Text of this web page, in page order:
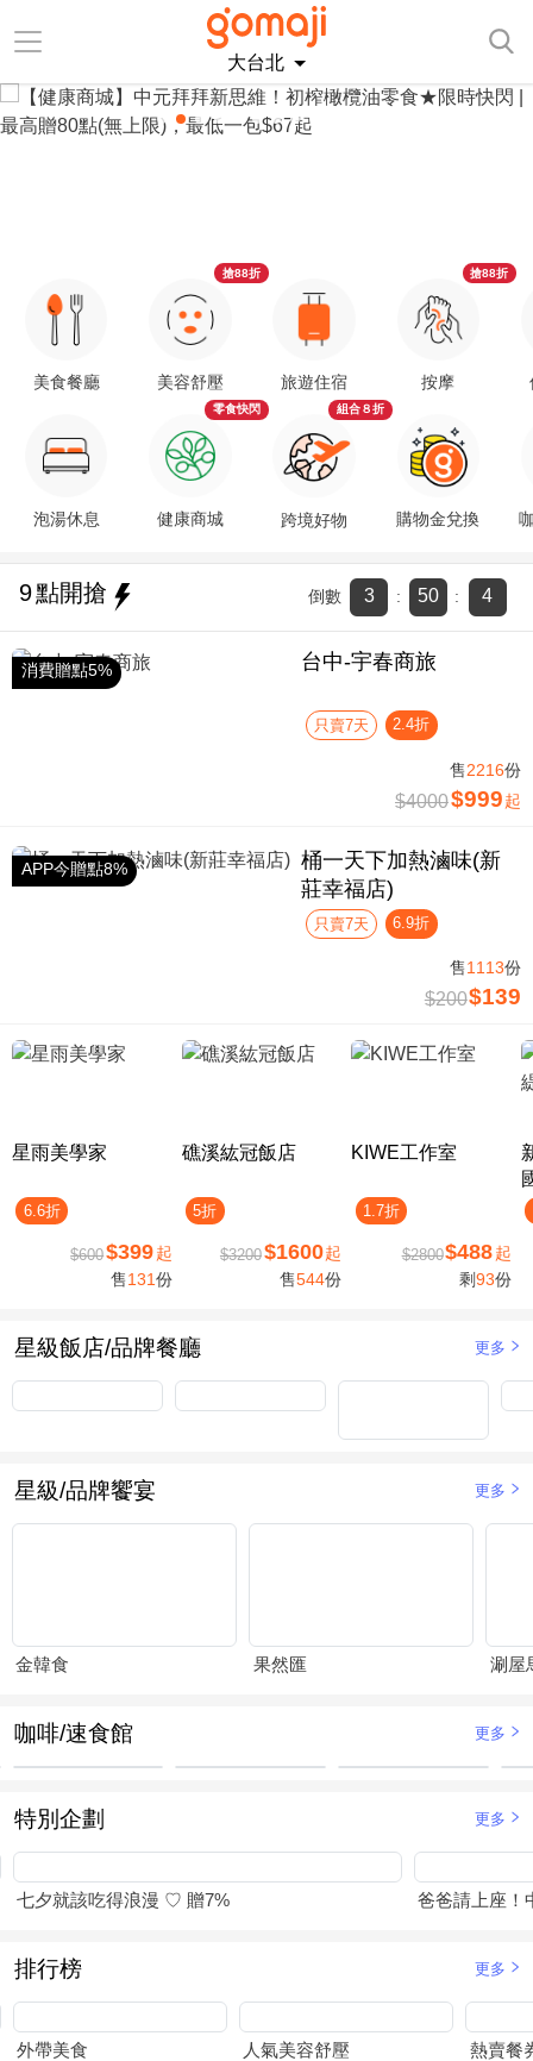
大台北
美食餐廳
泡湯休息
美容舒壓
搶88折
健康商城
零食快閃
旅遊住宿
跨境好物
組合８折
按摩
搶88折
購物金兌換
9點開搶 倒數 3 : 50 : 3
消費贈點5% 台中-宇春商旅
只賣7天 2.4折
售2216份
$4000$999 起
APP今贈點8%
桶一天下加熱滷味(新
莊幸福店)
只賣7天 6.9折
售1113份
$200$139
星雨美學家
6.6折
$600$399 起
售131份
礁溪紘冠飯店
5折
$3200$1600起
售544份
KIWE工作室
1.7折
$2800$488 起
剩93份
星級飯店/品牌餐廳 更多
星級/品牌饗宴 更多
金韓食 果然匯 涮屋
咖啡/速食館 更多
特別企劃 更多
七夕就該吃得浪漫 ♡ 贈7% 爸爸請上座！
排行榜 更多
外帶美食
人氣美容舒壓
熱賣餐